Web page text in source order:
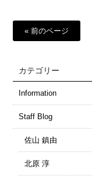
« 前のページ
カテゴリー
Information
Staff Blog
佐山 鎮由
北原 淳